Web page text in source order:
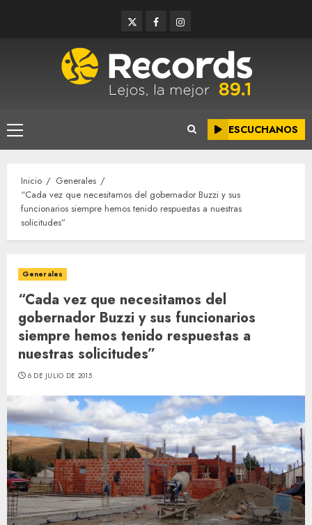
TwitterFacebookInstagram
Menú
principal
ESCUCHANOS
Inicio
Generales
“Cada vez que necesitamos del gobernador Buzzi y sus
funcionarios siempre hemos tenido respuestas a nuestras
solicitudes”
Generales
“Cada vez que necesitamos del
gobernador Buzzi y sus funcionarios
siempre hemos tenido respuestas a
nuestras solicitudes”
6 DE JULIO DE 2015